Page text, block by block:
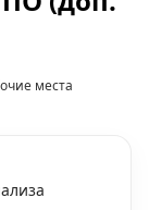
места